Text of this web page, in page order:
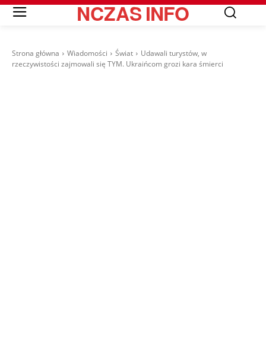
NCZASINFO
Strona główna Wiadomości Świat
Udawali turystów, w
rzeczywistości zajmowali się TYM. Ukraińcom grozi kara śmierci